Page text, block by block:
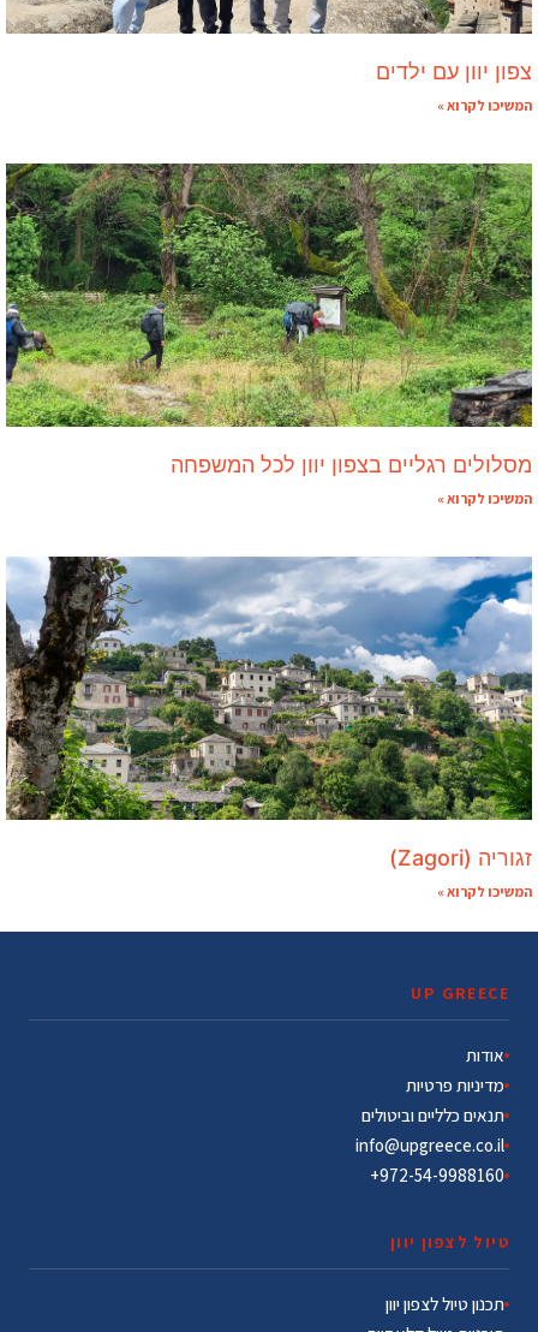
צפון יוון עם ילדים
המשיכו לקרוא »
מסלולים רגליים בצפון יוון לכל המשפחה
המשיכו לקרוא »
זגוריה (Zagori)
המשיכו לקרוא »
UP GREECE
אודות
מדיניות פרטיות
תנאים כלליים וביטולים
info@upgreece.co.il
972-54-9988160+
טיול לצפון יוון
תכנון טיול לצפון יוון